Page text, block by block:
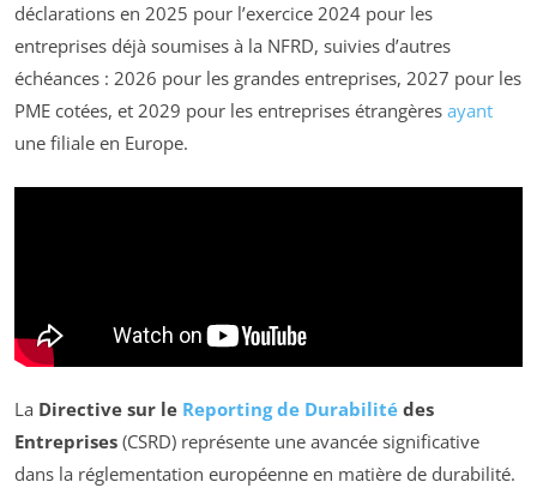
déclarations en 2025 pour l’exercice 2024 pour les
entreprises déjà soumises à la NFRD, suivies d’autres
échéances : 2026 pour les grandes entreprises, 2027 pour les
PME cotées, et 2029 pour les entreprises étrangères ayant
une filiale en Europe.
La Directive sur le Reporting de Durabilité des
Entreprises (CSRD) représente une avancée significative
dans la réglementation européenne en matière de durabilité.